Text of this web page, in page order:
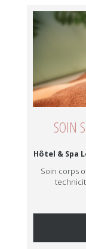
SOIN
Hôtel & Spa
Soin corps